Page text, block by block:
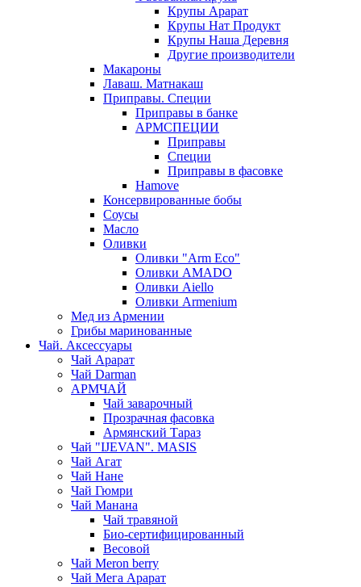
Крупы Арарат
Крупы Нат Продукт
Крупы Наша Деревня
Другие производители
Макароны
Лаваш. Матнакаш
Приправы. Специи
Приправы в банке
АРМСПЕЦИИ
Приправы
Специи
Приправы в фасовке
Hamove
Консервированные бобы
Соусы
Масло
Оливки
Оливки "Arm Eco"
Оливки AMADO
Оливки Aiello
Оливки Armenium
Мед из Армении
Грибы маринованные
Чай. Аксессуары
Чай Арарат
Чай Darman
АРМЧАЙ
Чай заварочный
Прозрачная фасовка
Армянский Тараз
Чай "IJEVAN". MASIS
Чай Агат
Чай Нане
Чай Гюмри
Чай Манана
Чай травяной
Био-сертифицированный
Весовой
Чай Meron berry
Чай Мега Арарат